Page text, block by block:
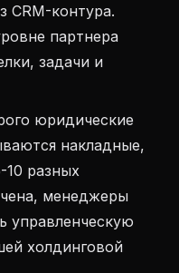
CRM-контура.
партнера
задачи и
юридические
накладные,
разных
менеджеры
управленческую
холдинговой